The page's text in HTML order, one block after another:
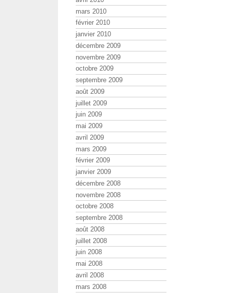
mars 2010
février 2010
janvier 2010
décembre 2009
novembre 2009
octobre 2009
septembre 2009
août 2009
juillet 2009
juin 2009
mai 2009
avril 2009
mars 2009
février 2009
janvier 2009
décembre 2008
novembre 2008
octobre 2008
septembre 2008
août 2008
juillet 2008
juin 2008
mai 2008
avril 2008
mars 2008